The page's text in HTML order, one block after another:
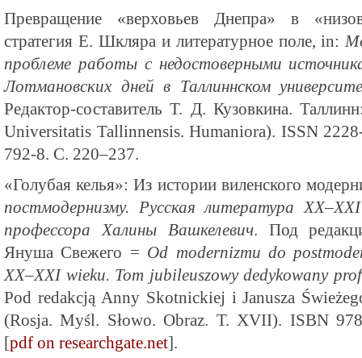
Превращение «верховьев Днепра» в
стратегия Е. Шкляра и литературное поле, in:
проблеме работы с недостоверными
Лотмановских дней в Таллиннском
Редактор-составитель Т. Д. Кузовкина.
Universitatis Tallinnensis. Humaniora). ISSN
792-8. С. 220–237.
«Голубая келья»: Из истории виленского
постмодернизму. Русская литература
профессора Халины Вашкелевич. Под
Януша Свежего = Od modernizmu do
XX–XXI wieku. Tom jubileuszowy dedykowany
Pod redakcją Anny Skotnickiej i Janusza
(Rosja. Myśl. Słowo. Obraz. T. XVII). ISBN
[pdf on researchgate.net].